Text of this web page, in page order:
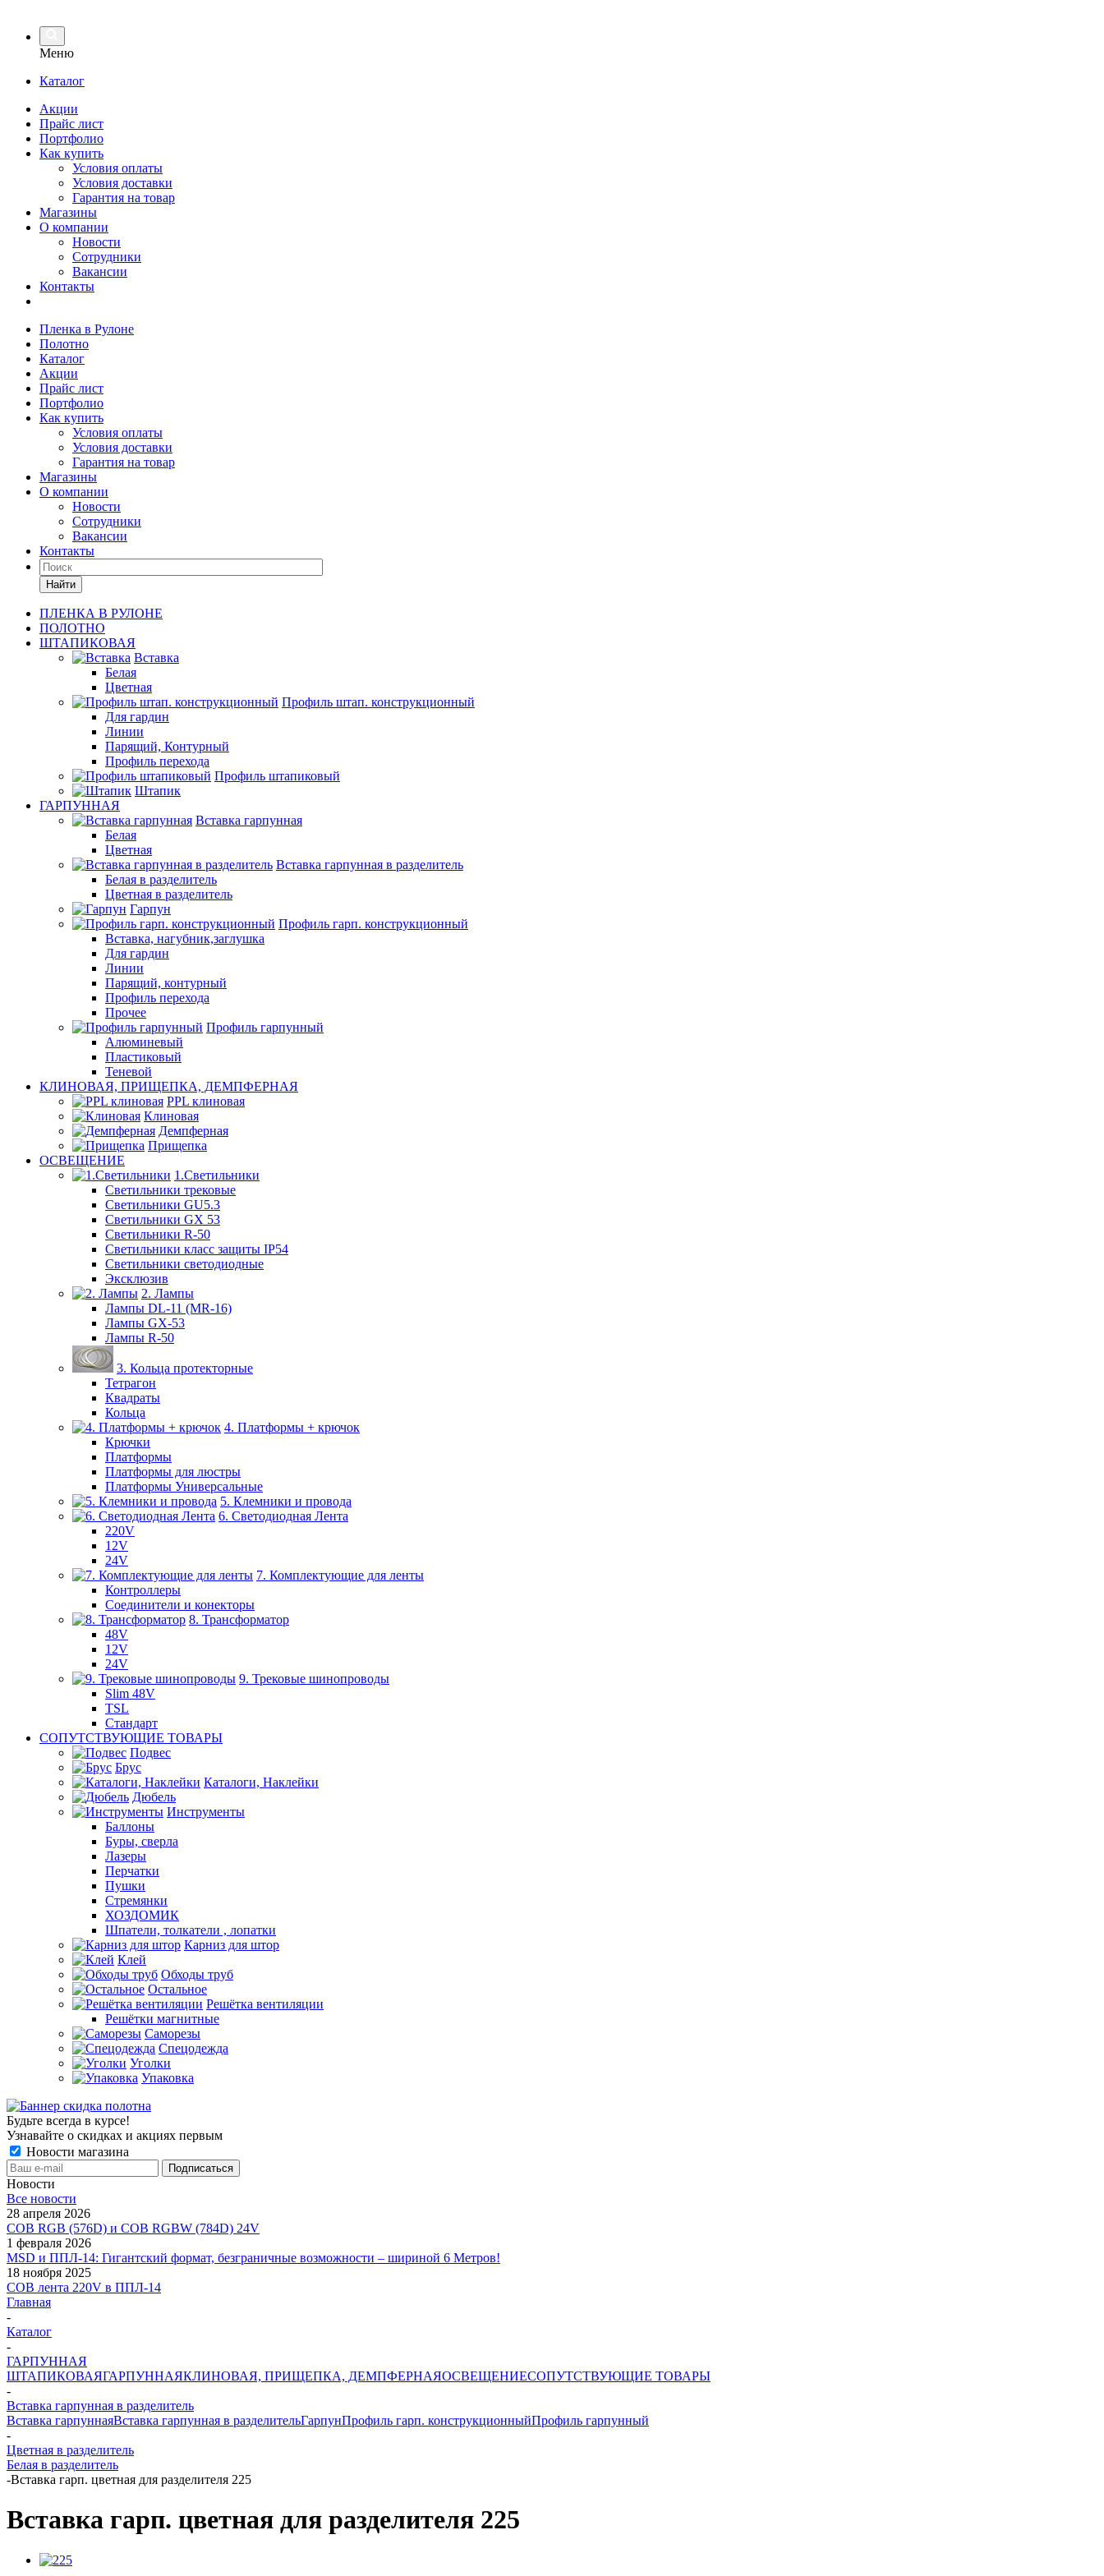
Меню
Каталог
Акции
Прайс лист
Портфолио
Как купить
Условия оплаты
Условия доставки
Гарантия на товар
Магазины
О компании
Новости
Сотрудники
Вакансии
Контакты
Пленка в Рулоне
Полотно
Каталог
Акции
Прайс лист
Портфолио
Как купить
Условия оплаты
Условия доставки
Гарантия на товар
Магазины
О компании
Новости
Сотрудники
Вакансии
Контакты
Найти
ПЛЕНКА В РУЛОНЕ
ПОЛОТНО
ШТАПИКОВАЯ
Вставка
Белая
Цветная
Профиль штап. конструкционный
Для гардин
Линии
Парящий, Контурный
Профиль перехода
Профиль штапиковый
Штапик
ГАРПУННАЯ
Вставка гарпунная
Белая
Цветная
Вставка гарпунная в разделитель
Белая в разделитель
Цветная в разделитель
Гарпун
Профиль гарп. конструкционный
Вставка, нагубник,заглушка
Для гардин
Линии
Парящий, контурный
Профиль перехода
Прочее
Профиль гарпунный
Алюминевый
Пластиковый
Теневой
КЛИНОВАЯ, ПРИЩЕПКА, ДЕМПФЕРНАЯ
PPL клиновая
Клиновая
Демпферная
Прищепка
ОСВЕЩЕНИЕ
1.Светильники
Светильники трековые
Светильники GU5.3
Светильники GX 53
Светильники R-50
Светильники класс защиты IP54
Светильники светодиодные
Эксклюзив
2. Лампы
Лампы DL-11 (MR-16)
Лампы GX-53
Лампы R-50
3. Кольца протекторные
Тетрагон
Квадраты
Кольца
4. Платформы + крючок
Крючки
Платформы
Платформы для люстры
Платформы Универсальные
5. Клемники и провода
6. Светодиодная Лента
220V
12V
24V
7. Комплектующие для ленты
Контроллеры
Соединители и конекторы
8. Трансформатор
48V
12V
24V
9. Трековые шинопроводы
Slim 48V
TSL
Стандарт
СОПУТСТВУЮЩИЕ ТОВАРЫ
Подвес
Брус
Каталоги, Наклейки
Дюбель
Инструменты
Баллоны
Буры, сверла
Лазеры
Перчатки
Пушки
Стремянки
ХОЗДОМИК
Шпатели, толкатели , лопатки
Карниз для штор
Клей
Обходы труб
Остальное
Решётка вентиляции
Решётки магнитные
Саморезы
Спецодежда
Уголки
Упаковка
Будьте всегда в курсе!
Узнавайте о скидках и акциях первым
Новости магазина
Новости
Все новости
28 апреля 2026
COB RGB (576D) и COB RGBW (784D) 24V
1 февраля 2026
MSD и ППЛ-14: Гигантский формат, безграничные возможности – шириной 6 Метров!
18 ноября 2025
COB лента 220V в ППЛ-14
Главная
-
Каталог
-
ГАРПУННАЯ
ШТАПИКОВАЯГАРПУННАЯКЛИНОВАЯ, ПРИЩЕПКА, ДЕМПФЕРНАЯОСВЕЩЕНИЕСОПУТСТВУЮЩИЕ ТОВАРЫ
-
Вставка гарпунная в разделитель
Вставка гарпуннаяВставка гарпунная в разделительГарпунПрофиль гарп. конструкционныйПрофиль гарпунный
-
Цветная в разделитель
Белая в разделитель
-Вставка гарп. цветная для разделителя 225
Вставка гарп. цветная для разделителя 225